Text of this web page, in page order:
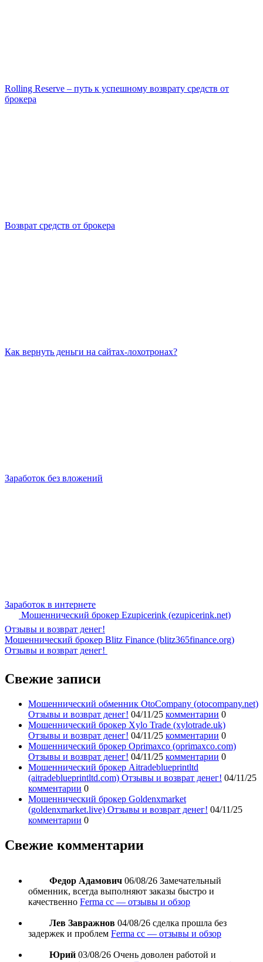
Rolling Reserve – путь к успешному возврату средств от
брокера
Возврат средств от брокера
Как вернуть деньги на сайтах-лохотронах?
Заработок без вложений
Заработок в интернете
Мошеннический брокер Ezupicerink (ezupicerink.net)
Отзывы и возврат денег!
Мошеннический брокер Blitz Finance (blitz365finance.org)
Отзывы и возврат денег!
Свежие записи
Мошеннический обменник OtoCompany (otocompany.net)
Отзывы и возврат денег! 04/11/25 комментарии 0
Мошеннический брокер Xylo Trade (xylotrade.uk)
Отзывы и возврат денег! 04/11/25 комментарии 0
Мошеннический брокер Oprimaxco (oprimaxco.com)
Отзывы и возврат денег! 04/11/25 комментарии 0
Мошеннический брокер Aitradeblueprintltd
(aitradeblueprintltd.com) Отзывы и возврат денег! 04/11/25
комментарии 0
Мошеннический брокер Goldenxmarket
(goldenxmarket.live) Отзывы и возврат денег! 04/11/25
комментарии 0
Свежие комментарии
Федор Адамович 06/08/26 Замечательный
обменник, всегда выполняют заказы быстро и
качественно Ferma cc — отзывы и обзор
Лев Завражнов 04/08/26 сделка прошла без
задержек и проблем Ferma cc — отзывы и обзор
Юрий 03/08/26 Очень доволен работой и